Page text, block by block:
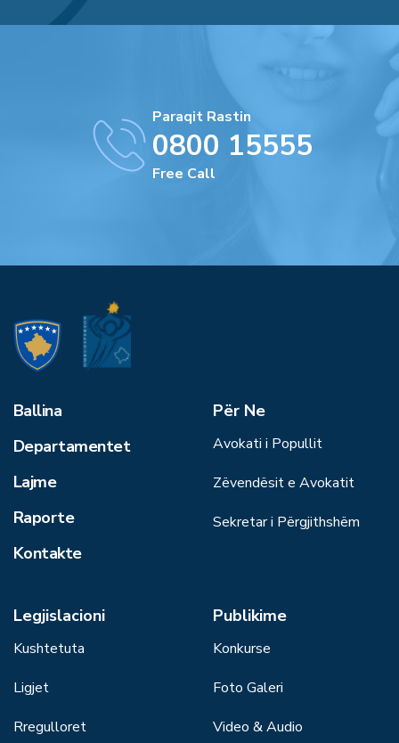
Paraqit Rastin
0800 15555
Free Call
Ballina
Departamentet
Lajme
Raporte
Kontakte
Për Ne
Avokati i Popullit
Zëvendësit e Avokatit
Sekretar i Përgjithshëm
Legjislacioni
Kushtetuta
Ligjet
Rregulloret
Publikime
Konkurse
Foto Galeri
Video & Audio